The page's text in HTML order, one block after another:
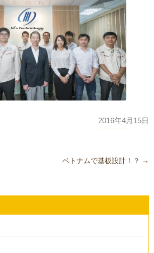
2016年4月15日
ベトナムで基板設計！？ →